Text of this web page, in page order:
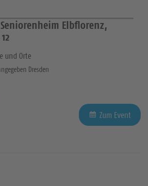
Elbflorenz,
und Orte
Dresden
Zum Event